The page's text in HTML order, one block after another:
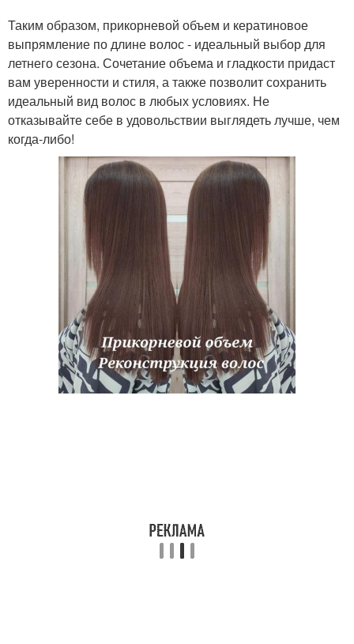
Таким образом, прикорневой объем и кератиновое
выпрямление по длине волос - идеальный выбор для
летнего сезона. Сочетание объема и гладкости придаст
вам уверенности и стиля, а также позволит сохранить
идеальный вид волос в любых условиях. Не
отказывайте себе в удовольствии выглядеть лучше, чем
когда-либо!